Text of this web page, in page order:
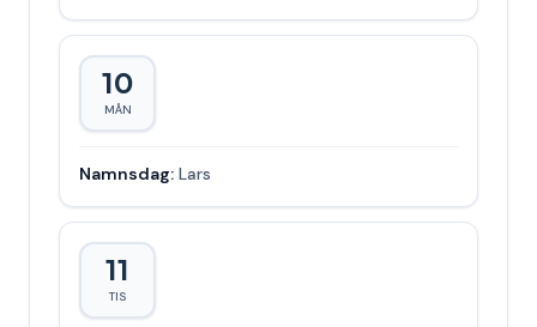
10
MÅN
Namnsdag: Lars
11
TIS